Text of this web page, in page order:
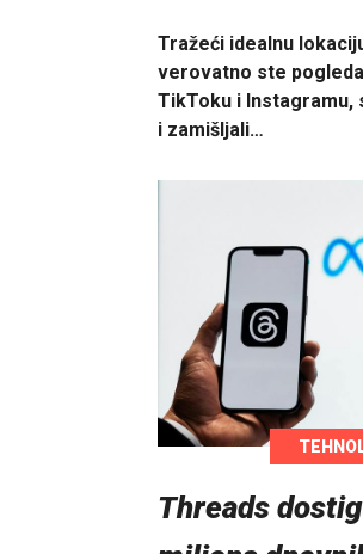
Tražeći idealnu
verovatno ste
TikToku i
i zamišljali…
Threads